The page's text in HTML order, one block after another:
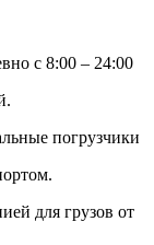
с 8:00 – 24:00
погрузчики
для грузов от